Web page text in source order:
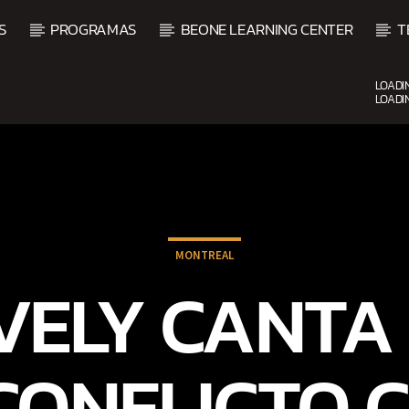
PROGRAMAS BEONE LEARNING CENTER
MONTREAL